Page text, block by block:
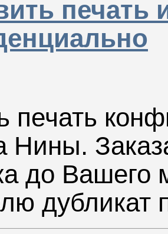
печать
Нины.
до Вашего
дубликат